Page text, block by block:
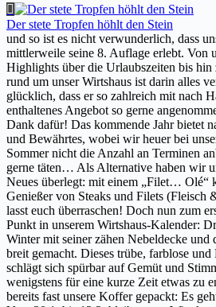
Der stete Tropfen höhlt den Stein
und so ist es nicht verwunderlich, dass
mittlerweile seine 8. Auflage erlebt. Von
Highlights über die Urlaubszeiten bis hin
rund um unser Wirtshaus ist darin alles
glücklich, dass er so zahlreich mit nach
enthaltenes Angebot so gerne
Dank dafür! Das kommende Jahr bietet
und Bewährtes, wobei wir heuer bei
Sommer nicht die Anzahl an Terminen
gerne täten… Als Alternative haben wir
Neues überlegt: mit einem „Filet… Olé“
Genießer von Steaks und Filets (Fleisch
lasst euch überraschen! Doch nun zum
Punkt in unserem Wirtshaus-Kalender:
Winter mit seiner zähen Nebeldecke und
breit gemacht. Dieses trübe, farblose und
schlägt sich spürbar auf Gemüt und
wenigstens für eine kurze Zeit etwas zu
bereits fast unsere Koffer gepackt: Es